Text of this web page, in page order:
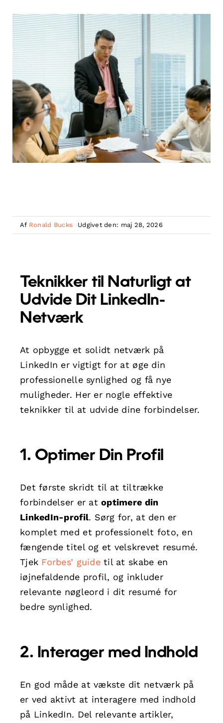
Af Ronald Bucks Udgivet den: maj 28, 2026
Teknikker til Naturligt at
Udvide Dit LinkedIn-
Netværk
At opbygge et solidt netværk på
LinkedIn er vigtigt for at øge din
professionelle synlighed og få nye
muligheder. Her er nogle effektive
teknikker til at udvide dine forbindelser.
1. Optimer Din Profil
Det første skridt til at tiltrække
forbindelser er atoptimere din
LinkedIn-profil. Sørg for, at den er
komplet med et professionelt foto, en
fængende titel og et velskrevet resumé.
Tjek Forbes’ guidetil at skabe en
iøjnefaldende profil, og inkluder
relevante nøgleord i dit resumé for
bedre synlighed.
2. Interager med Indhold
En god måde at vækste dit netværk på
er ved aktivt at interagere med indhold
på LinkedIn. Del relevante artikler,